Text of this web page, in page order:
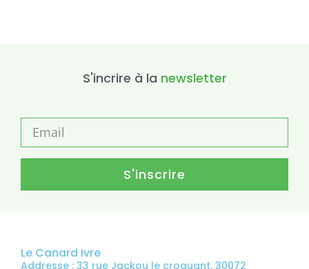
S'incrire à la newsletter
S'inscrire
Le Canard Ivre
Addresse : 33 rue Jackou le croquant, 30072